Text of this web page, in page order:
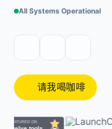
All Systems Operational
请我喝咖啡